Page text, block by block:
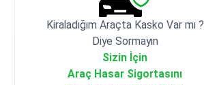
Kiraladığım Araçta Kasko Var mı ?
Diye Sormayın
Sizin İçin
Araç Hasar Sigortasını